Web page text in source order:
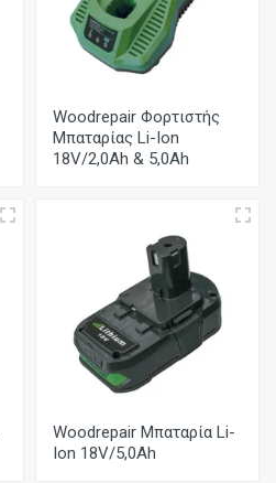
Woodrepair Φορτιστής
Μπαταρίας Li-Ion
18V/2,0Ah & 5,0Ah
Woodrepair Μπαταρία Li-
Ion 18V/5,0Ah